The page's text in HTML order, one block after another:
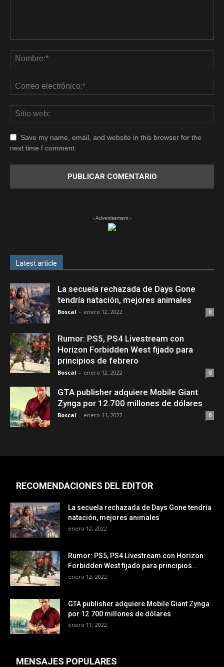
Save my name, email, and website in this browser for the
next time I comment.
- Advertisement -
Latest article
La secuela rechazada de Days Gone
tendría natación, mejores animales
Boscal - enero 12, 2022 0
Rumor: PS5, PS4 Livestream con
Horizon Forbidden West fijado para
principios de febrero
Boscal - enero 12, 2022 0
GTA publisher adquiere Mobile Giant
Zynga por 12.700 millones de dólares
Boscal - enero 11, 2022 0
RECOMENDACIONES DEL EDITOR
La secuela rechazada de Days Gone tendría
natación, mejores animales
enero 12, 2022
Rumor: PS5, PS4 Livestream con Horizon
Forbidden West fijado para principios...
enero 12, 2022
GTA publisher adquiere Mobile Giant Zynga
por 12.700 millones de dólares
enero 11, 2022
MENSAJES POPULARES